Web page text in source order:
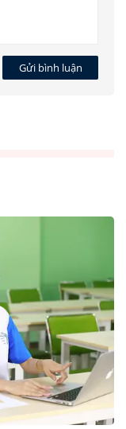
Gửi bình luận